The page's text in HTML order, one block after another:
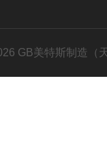
GB美特斯制造